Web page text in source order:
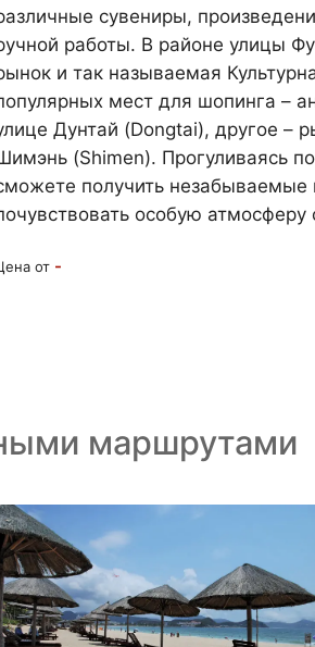
сувениры,
работы. В районе улицы
и так называемая
мест для шопинга –
Дунтай (Dongtai), другое –
(Shimen). Прогуливаясь
получить незабываемые
особую атмосферу
от -
маршрутами